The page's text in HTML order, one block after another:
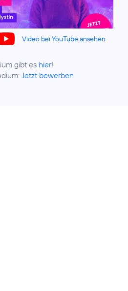
Video bei YouTube ansehen
gibt es hier!
Jetzt bewerben